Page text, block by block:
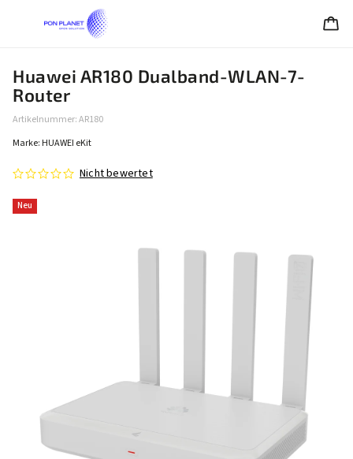
Huawei AR180 Dualband-WLAN-7-
Router
Artikelnummer:AR180
Neu
Nicht bewertet
Marke: HUAWEI eKit